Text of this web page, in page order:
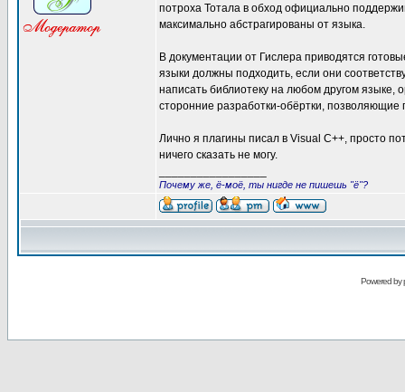
потроха Тотала в обход официально
максимально абстрагированы от языка.
В документации от Гислера приводятся
языки должны подходить, если они
написать библиотеку на любом другом языке,
сторонние разработки-обёртки,
Лично я плагины писал в Visual C++, просто
ничего сказать не могу.
Почему же, ё-моё, ты нигде не пишешь "ё"?
Powered by